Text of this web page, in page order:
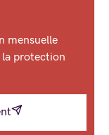
mensuelle
la protection